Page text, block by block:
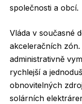
společnosti a obcí.
Vláda v současné
akceleračních
administrativně
rychlejší a
obnovitelných
solárních